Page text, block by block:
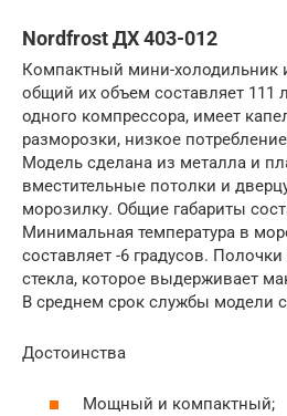
Nordfrost ДХ 403-012
Компактный мини-холодильник
общий их объем составляет 111
одного компрессора, имеет
разморозки, низкое
Модель сделана из металла и
вместительные потолки и
морозилку. Общие габариты
Минимальная температура в
составляет -6 градусов.
стекла, которое выдерживает
В среднем срок службы модели
Достоинства
Мощный и компактный;